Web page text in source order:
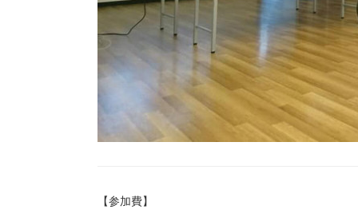
【参加費】